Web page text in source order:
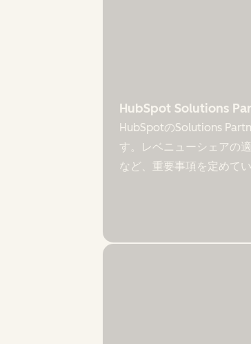
HubSpot Solutions
HubSpotのSolutions
す。レベニューシェアの
など、重要事項を定めてい